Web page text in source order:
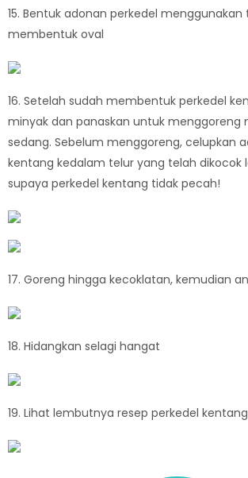
15. Bentuk adonan perkedel
membentuk oval
16. Setelah sudah membentuk perkedel
minyak dan panaskan untuk menggoreng
sedang. Sebelum menggoreng, celupkan
kentang kedalam telur yang telah dikocok
supaya perkedel kentang tidak pecah!
17. Goreng hingga kecoklatan, kemudian
18. Hidangkan selagi hangat
19. Lihat lembutnya resep perkedel